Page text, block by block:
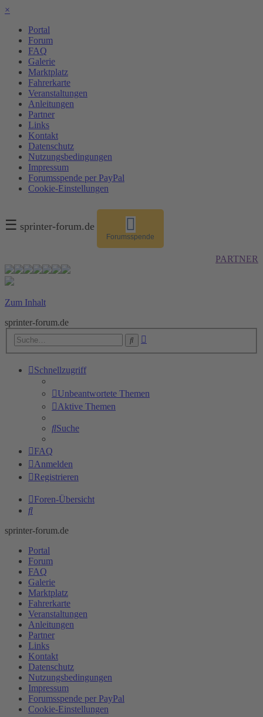
×
Portal
Forum
FAQ
Galerie
Marktplatz
Fahrerkarte
Veranstaltungen
Anleitungen
Partner
Links
Kontakt
Datenschutz
Nutzungsbedingungen
Impressum
Forumsspende per PayPal
Cookie-Einstellungen
☰ sprinter-forum.de
Forumsspende
PARTNER
Zum Inhalt
sprinter-forum.de
Suche
Schnellzugriff
Unbeantwortete Themen
Aktive Themen
Suche
FAQ
Anmelden
Registrieren
Foren-Übersicht
Suche
sprinter-forum.de
Portal
Forum
FAQ
Galerie
Marktplatz
Fahrerkarte
Veranstaltungen
Anleitungen
Partner
Links
Kontakt
Datenschutz
Nutzungsbedingungen
Impressum
Forumsspende per PayPal
Cookie-Einstellungen